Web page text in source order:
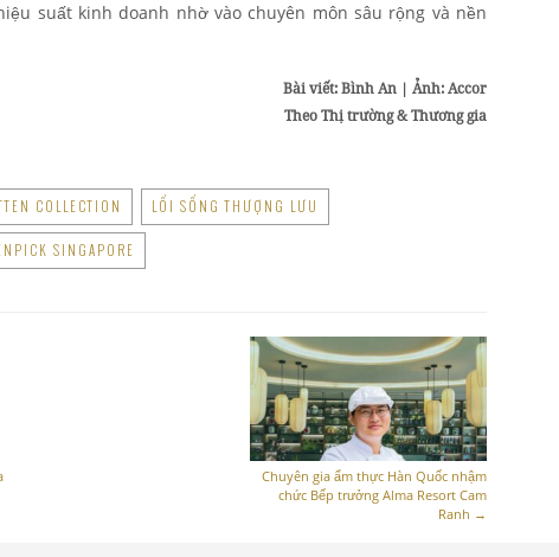
suất kinh doanh nhờ vào chuyên môn sâu rộng và nền
Bài viết: Bình An | Ảnh: Accor
Theo Thị trường & Thương gia
COLLECTION LỐI SỐNG THƯỢNG LƯU
SINGAPORE
Chuyên gia ẩm thực Hàn Quốc nhậm
chức Bếp trưởng Alma Resort Cam
Ranh →